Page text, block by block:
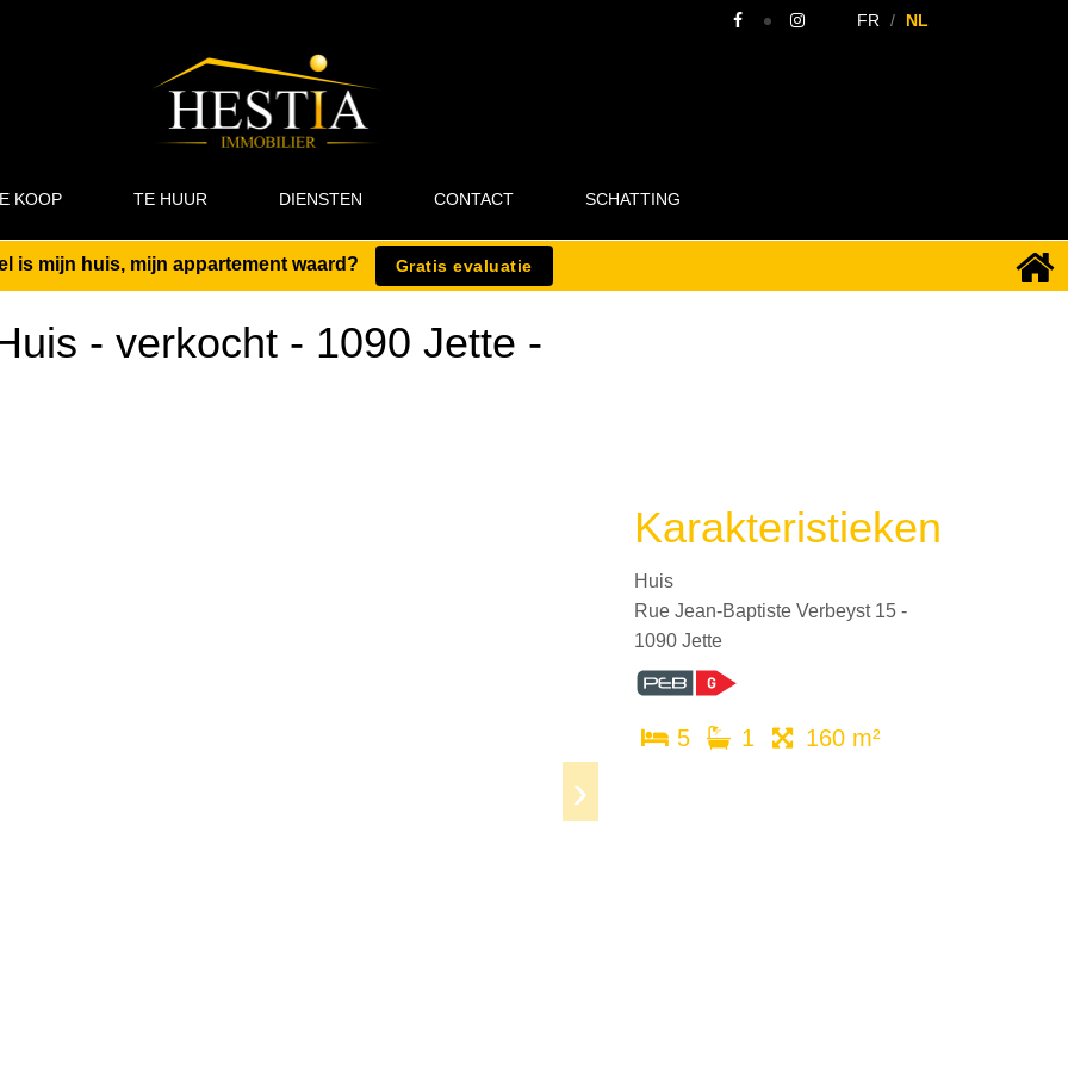
FR NL
KOOP TE HUUR DIENSTEN CONTACT SCHATTING
is mijn huis, mijn appartement waard? Gratis evaluatie
- verkocht - 1090 Jette -
Karakteristieken
Huis
Rue Jean-Baptiste Verbeyst 15 -
1090 Jette
5 1 160 m²